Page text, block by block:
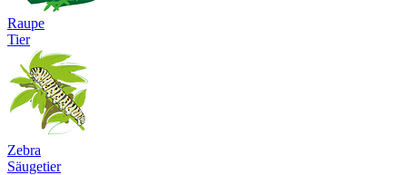
Raupe
Tier
Zebra
Säugetier